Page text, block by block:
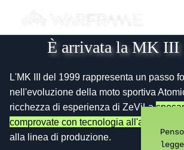
Prodotti> Modello '99
È arrivata la MK III
L'MK III del 1999 rappresenta un passo
nell'evoluzione della moto sportiva
ricchezza di esperienza di ZeViLa
comprovate con tecnologia
alla linea di produzione.